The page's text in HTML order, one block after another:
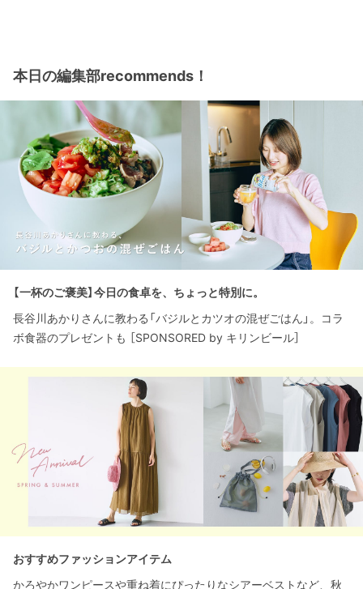
本日の編集部recommends！
【一杯のご褒美】今日の食卓を、ちょっと特別に。
長谷川あかりさんに教わる「バジルとカツオの混ぜごはん」。コラ
ボ食器のプレゼントも ［SPONSORED by キリンビール］
おすすめファッションアイテム
かろやかワンピースや重ね着にぴったりなシアーベストなど、秋